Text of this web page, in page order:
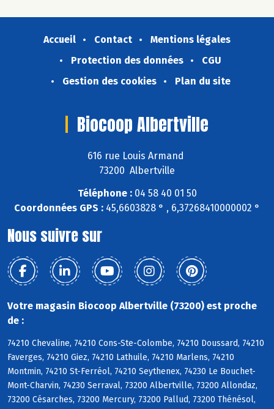
Accueil Contact
Mentions légales
Protection des données
CGU
Gestion des cookies
Plan du site
Biocoop Albertville
616 rue Louis Armand
73200 Albertville
Téléphone :04 58 40 01 50
Coordonnées GPS : 45,6603828 ° , 6,37268410000002 °
Nous suivre sur
Votre magasin Biocoop Albertville (73200) est proche
de :
74210 Chevaline, 74210 Cons-Ste-Colombe, 74210 Doussard, 74210
Faverges, 74210 Giez, 74210 Lathuile, 74210 Marlens, 74210
Montmin, 74210 St-Ferréol, 74210 Seythenex, 74230 Le Bouchet-
Mont-Charvin, 74230 Serraval, 73200 Albertville, 73200 Allondaz,
73200 Césarches, 73200 Mercury, 73200 Pallud, 73200 Thénésol,